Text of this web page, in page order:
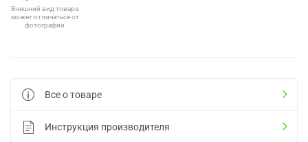
Внешний вид товара
может отличаться от
фотографии
Все о товаре
Инструкция производителя